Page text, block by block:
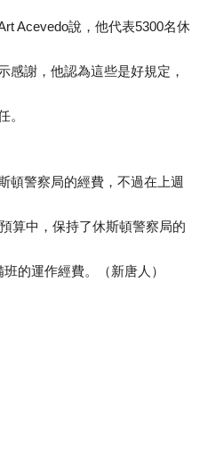
Acevedo說，他代表5300名休
感謝，他認為這些是好規定，
。
頓警察局的經費，不過在上週
算中，保持了休斯頓警察局的
的運作經費。（新唐人）